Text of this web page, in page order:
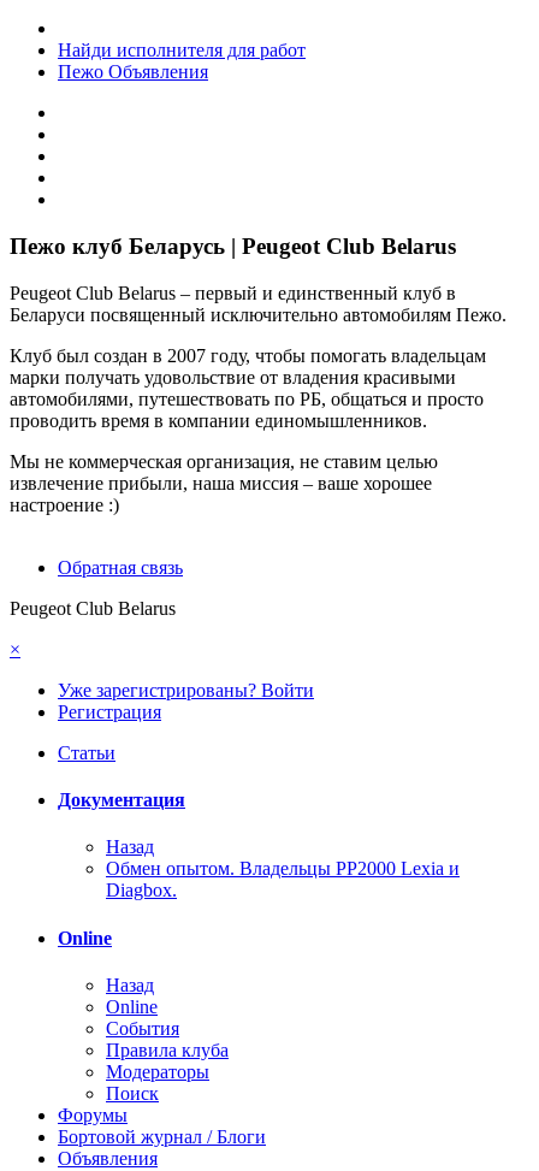
Найди исполнителя для работ
Пежо Объявления
Пежо клуб Беларусь | Peugeot Club Belarus
Peugeot Club Belarus – первый и единственный клуб в
Беларуси посвященный исключительно автомобилям Пежо.
Клуб был создан в 2007 году, чтобы помогать владельцам
марки получать удовольствие от владения красивыми
автомобилями, путешествовать по РБ, общаться и просто
проводить время в компании единомышленников.
Мы не коммерческая организация, не ставим целью
извлечение прибыли, наша миссия – ваше хорошее
настроение :)
Обратная связь
Peugeot Club Belarus
×
Уже зарегистрированы? Войти
Регистрация
Статьи
Документация
Назад
Обмен опытом. Владельцы PP2000 Lexia и
Diagbox.
Online
Назад
Online
События
Правила клуба
Модераторы
Поиск
Форумы
Бортовой журнал / Блоги
Объявления